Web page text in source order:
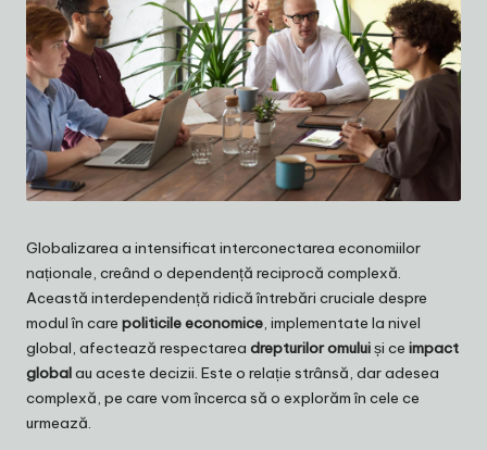
Globalizarea a intensificat interconectarea economiilor
naționale, creând o dependență reciprocă complexă.
Această interdependență ridică întrebări cruciale despre
modul în care politicile economice, implementate la nivel
global, afectează respectarea drepturilor omuluiși ce impact
globalau aceste decizii. Este o relație strânsă, dar adesea
complexă, pe care vom încerca să o explorăm în cele ce
urmează.